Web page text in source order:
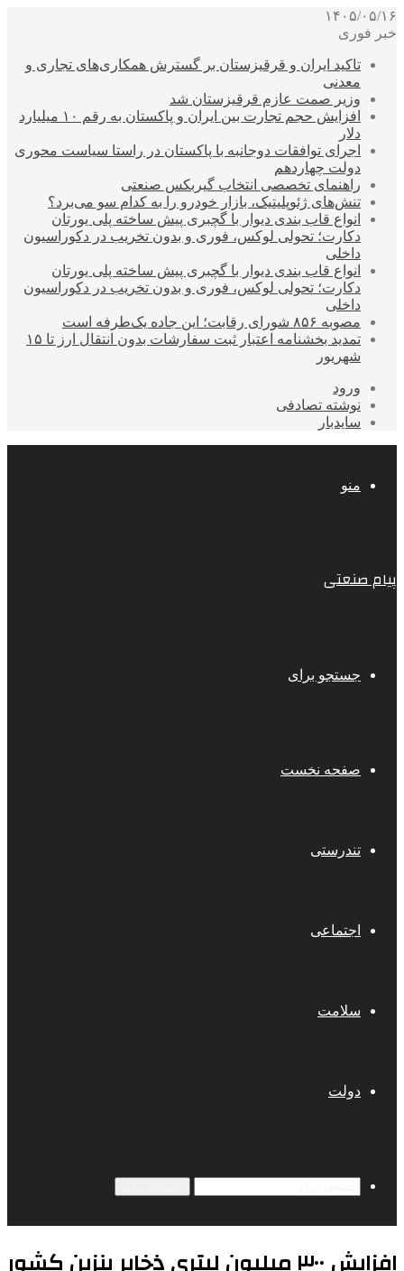
۱۴۰۵/۰۵/۱۶
خبر فوری
تاکید ایران و قرقیزستان بر گسترش همکاری‌های تجاری و
معدنی
وزیر صمت عازم قرقیزستان شد
افزایش حجم تجارت بین ایران و پاکستان به رقم ۱۰ میلیارد
دلار
اجرای توافقات دوجانبه با پاکستان در راستا سیاست محوری
دولت چهاردهم
راهنمای تخصصی انتخاب گیربکس صنعتی
تنش‌های ژئوپلیتیک، بازار خودرو را به کدام سو می‌برد؟
انواع قاب بندی دیوار با گچبری پیش ساخته پلی یورتان
دکارت؛ تحولی لوکس، فوری و بدون تخریب در دکوراسیون
داخلی
انواع قاب بندی دیوار با گچبری پیش ساخته پلی یورتان
دکارت؛ تحولی لوکس، فوری و بدون تخریب در دکوراسیون
داخلی
مصوبه ۸۵۶ شورای رقابت؛ این جاده یک‌طرفه است
تمدید بخشنامه اعتبار ثبت سفارشات بدون انتقال ارز تا ۱۵
شهریور
ورود
نوشته تصادفی
سایدبار
منو
پیام صنعتی
جستجو برای
صفحه نخست
تندرستی
اجتماعی
سلامت
دولت